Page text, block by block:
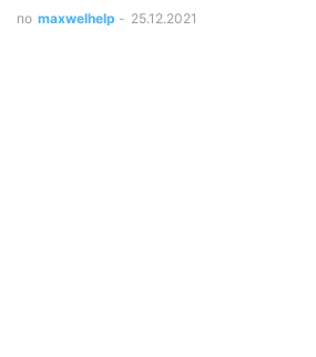
по maxwelhelp - 25.12.2021